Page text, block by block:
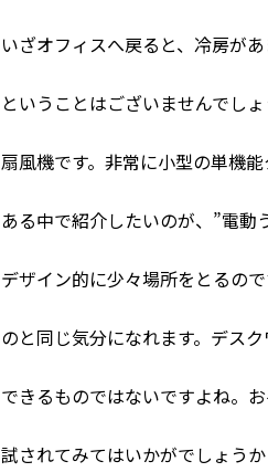
いざオフィスへ戻ると、冷房が
ということはございませんでし
扇風機です。非常に小型の単機
ある中で紹介したいのが、”電動
デザイン的に少々場所をとるの
のと同じ気分になれます。デス
できるものではないですよね。
試されてみてはいかがでしょうか